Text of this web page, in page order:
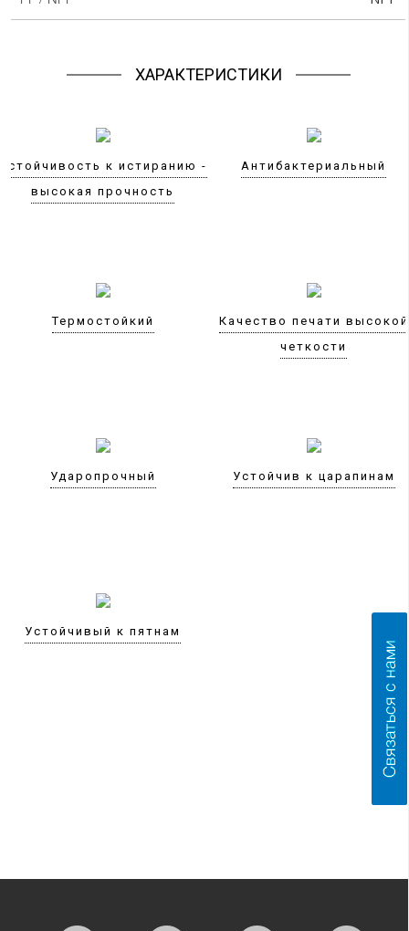
ХАРАКТЕРИСТИКИ
к истиранию -
высокая прочность
Антибактериальный
Термостойкий
Качество печати высокой
четкости
Ударопрочный Устойчив к царапинам
Устойчивый к пятнам